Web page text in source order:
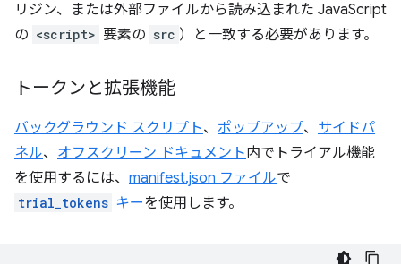
リジン、または外部ファイルから読み込まれた JavaScript
の <script> 要素の src ）と一致する必要があります。
トークンと拡張機能
バックグラウンド スクリプト、 ポップアップ、 サイドパ
ネル、 オフスクリーン ドキュメント内でトライアル機能
を使用するには、 manifest.json ファイルで
trial_tokens キーを使用します。